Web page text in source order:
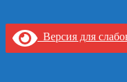
Версия для